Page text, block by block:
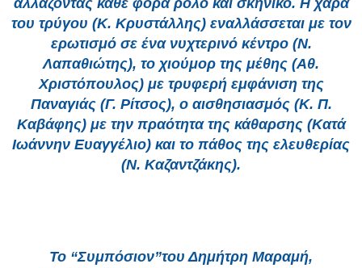
αλλάζοντας κάθε φορά ρόλο και σκηνικό. Η χαρά
του τρύγου (Κ. Κρυστάλλης) εναλλάσσεται με τον
ερωτισμό σε ένα νυχτερινό κέντρο (Ν.
Λαπαθιώτης), το χιούμορ της μέθης (Αθ.
Χριστόπουλος) με τρυφερή εμφάνιση της
Παναγιάς (Γ. Ρίτσος), ο αισθησιασμός (Κ. Π.
Καβάφης) με την πραότητα της κάθαρσης (Κατά
Ιωάννην Ευαγγέλιο) και το πάθος της ελευθερίας
(Ν. Καζαντζάκης).
Το “Συμπόσιον”του Δημήτρη Μαραμή,